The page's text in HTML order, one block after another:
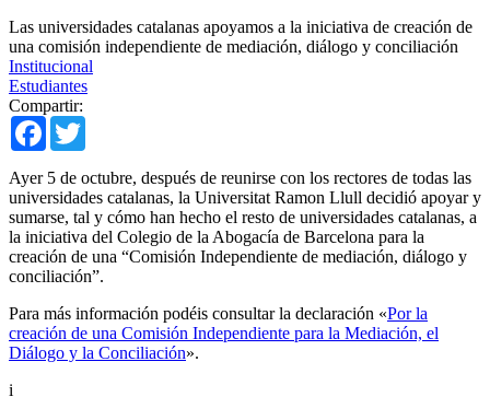
Las universidades catalanas apoyamos a la iniciativa de creación de
una comisión independiente de mediación, diálogo y conciliación
Institucional
Estudiantes
Compartir:
Facebook
Ayer 5 de octubre, después de reunirse con los rectores de todas las
universidades catalanas, la Universitat Ramon Llull decidió apoyar y
sumarse, tal y cómo han hecho el resto de universidades catalanas, a
la iniciativa del Colegio de la Abogacía de Barcelona para la
creación de una “Comisión Independiente de mediación, diálogo y
conciliación”.
Para más información podéis consultar la declaración «Por la
creación de una Comisión Independiente para la Mediación, el
Diálogo y la Conciliación».
i